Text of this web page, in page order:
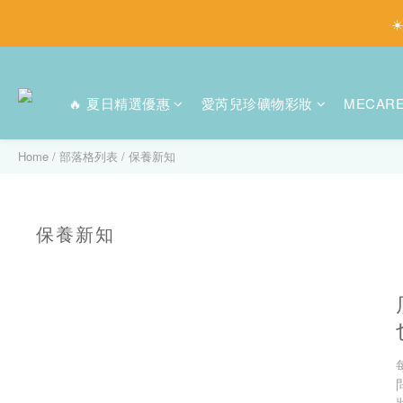
☀️
🔥 夏日精選優惠 愛芮兒珍礦物彩妝
Home / 部落格列表 / 保養新知
保養新知